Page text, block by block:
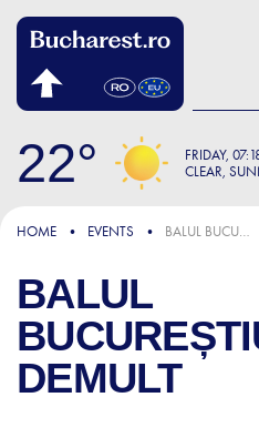
22 FRIDAY
CLEAR,
HOME EVENTS BALUL BUCUREȘTIULUI DE DEMULT
BALUL
DEMULT